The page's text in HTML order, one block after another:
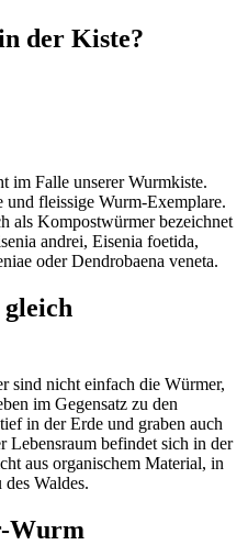
der Kiste?
im Falle unserer Wurmkiste.
und fleissige Wurm-Exemplare.
als Kompostwürmer bezeichnet
andrei, Eisenia foetida,
oder Dendrobaena veneta.
sind nicht einfach die Würmer,
im Gegensatz zu den
in der Erde und graben auch
Lebensraum befindet sich in der
aus organischem Material, in
Waldes.
Wurm